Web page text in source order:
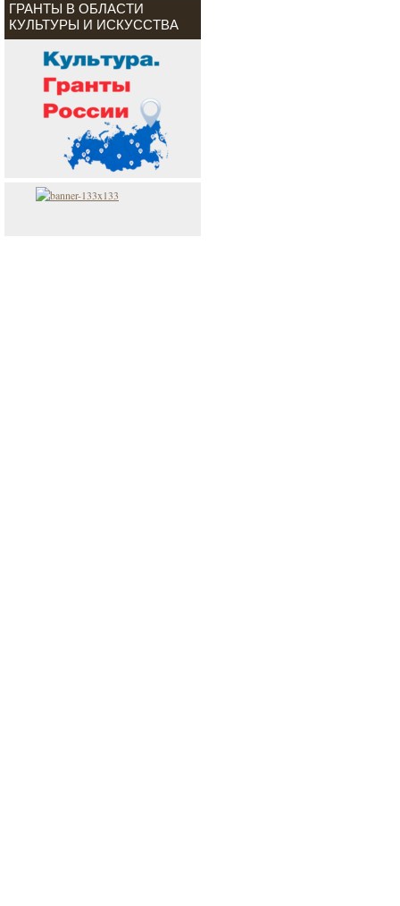
ГРАНТЫ В ОБЛАСТИ
КУЛЬТУРЫ И ИСКУССТВА